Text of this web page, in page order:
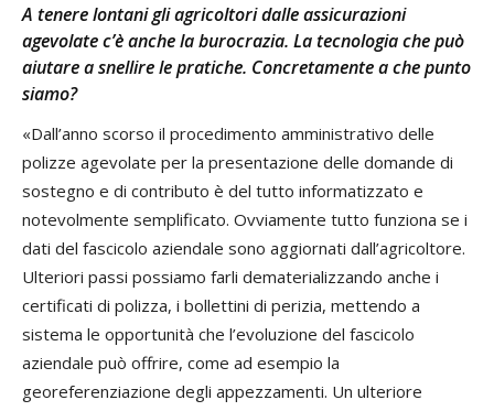
A tenere lontani gli agricoltori dalle assicurazioni
agevolate c’è anche la burocrazia. La tecnologia che può
aiutare a snellire le pratiche. Concretamente a che punto
siamo?
«Dall’anno scorso il procedimento amministrativo delle
polizze agevolate per la presentazione delle domande di
sostegno e di contributo è del tutto informatizzato e
notevolmente semplificato. Ovviamente tutto funziona se i
dati del fascicolo aziendale sono aggiornati dall’agricoltore.
Ulteriori passi possiamo farli dematerializzando anche i
certificati di polizza, i bollettini di perizia, mettendo a
sistema le opportunità che l’evoluzione del fascicolo
aziendale può offrire, come ad esempio la
georeferenziazione degli appezzamenti. Un ulteriore